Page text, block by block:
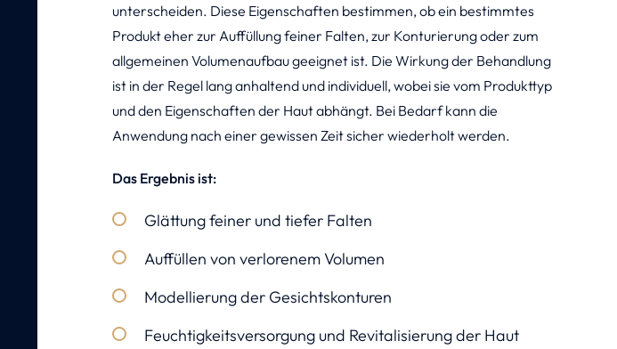
unterscheiden. Diese Eigenschaften bestimmen, ob ein bestimmtes
Produkt eher zur Auffüllung feiner Falten, zur Konturierung oder zum
allgemeinen Volumenaufbau geeignet ist. Die Wirkung der Behandlung
ist in der Regel lang anhaltend und individuell, wobei sie vom Produkttyp
und den Eigenschaften der Haut abhängt. Bei Bedarf kann die
Anwendung nach einer gewissen Zeit sicher wiederholt werden.
Das Ergebnis ist:
Glättung feiner und tiefer Falten
Auffüllen von verlorenem Volumen
Modellierung der Gesichtskonturen
Feuchtigkeitsversorgung und Revitalisierung der Haut